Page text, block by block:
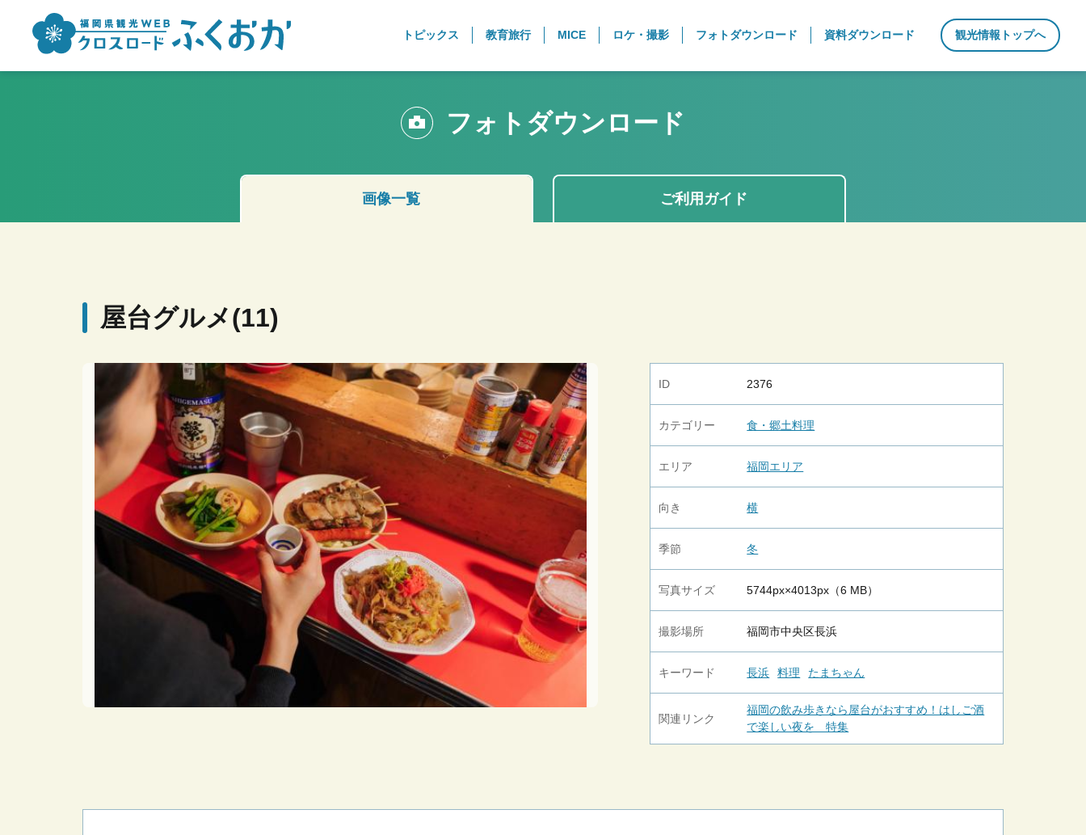
トピックス 教育旅行 MICE ロケ・撮影 フォトダウンロード 資料ダウンロード 観光情報トップへ
フォトダウンロード
画像一覧 ご利用ガイド
屋台グルメ(11)
ID 2376
カテゴリー 食・郷土料理
エリア 福岡エリア
向き 横
季節 冬
写真サイズ 5744px×4013px（6 MB）
撮影場所 福岡市中央区長浜
キーワード 長浜 料理 たまちゃん
関連リンク
福岡の飲み歩きなら屋台がおすすめ！はしご酒
で楽しい夜を 特集